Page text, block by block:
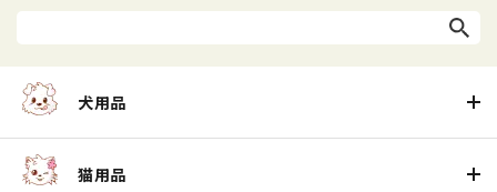
犬用品
猫用品